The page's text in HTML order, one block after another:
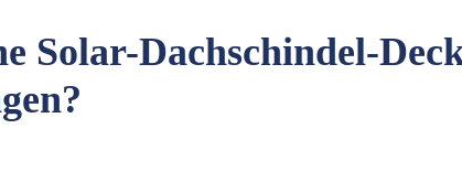
Solar-Dachschindel-